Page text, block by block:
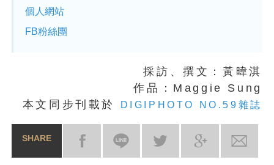
個人網站
FB粉絲團
採訪、撰文：黃暐淇
作品：Maggie Sung
本文同步刊載於
DIGIPHOTO NO.59雜誌
SHARE